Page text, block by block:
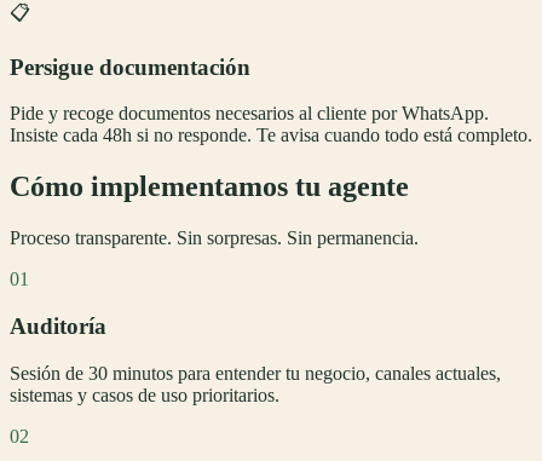
📋
Persigue documentación
Pide y recoge documentos necesarios al cliente por WhatsApp.
Insiste cada 48h si no responde. Te avisa cuando todo está completo.
Cómo implementamos tu agente
Proceso transparente. Sin sorpresas. Sin permanencia.
01
Auditoría
Sesión de 30 minutos para entender tu negocio, canales actuales,
sistemas y casos de uso prioritarios.
02